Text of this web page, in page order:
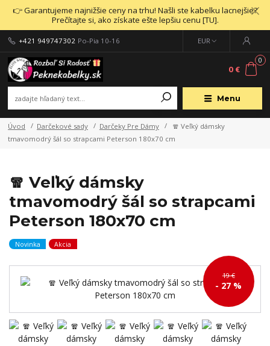
👉 Garantujeme najnižšie ceny na trhu! Našli ste kabelku lacnejšie?
Prečítajte si, ako získate ešte lepšiu cenu [TU].
Menu
EUR
+421 949747302 Po-Pia 10-16
0
0 €
Úvod Darčekové sady Darčeky Pre Dámy
🧣 Veľký dámsky
tmavomodrý šál so strapcami Peterson 180x70 cm
🧣 Veľký dámsky
tmavomodrý šál so strapcami
Peterson 180x70 cm
Novinka Akcia
19 €
- 27 %